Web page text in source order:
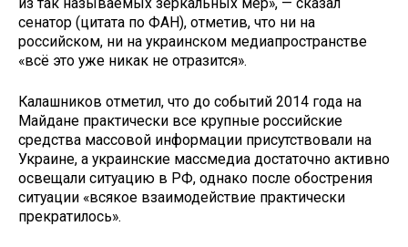
сенатор (цитата по ФАН), отметив, что ни на
российском, ни на украинском медиапространстве
«всё это уже никак не отразится».
Калашников отметил, что до событий 2014 года на
Майдане практически все крупные российские
средства массовой информации присутствовали на
Украине, а украинские массмедиа достаточно активно
освещали ситуацию в РФ, однако после обострения
ситуации «всякое взаимодействие практически
прекратилось».